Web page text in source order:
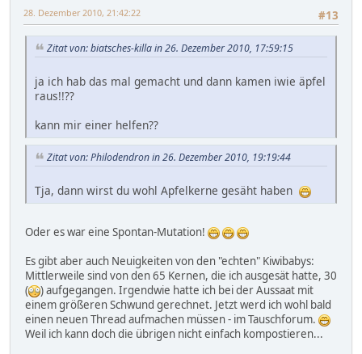
#13
28. Dezember 2010, 21:42:22
Zitat von: biatsches-killa in 26. Dezember 2010, 17:59:15
ja ich hab das mal gemacht und dann kamen iwie äpfel
raus!!??
kann mir einer helfen??
Zitat von: Philodendron in 26. Dezember 2010, 19:19:44
Tja, dann wirst du wohl Apfelkerne gesäht haben
Oder es war eine Spontan-Mutation!
Es gibt aber auch Neuigkeiten von den "echten" Kiwibabys:
Mittlerweile sind von den 65 Kernen, die ich ausgesät hatte, 30
(
) aufgegangen. Irgendwie hatte ich bei der Aussaat mit
einem größeren Schwund gerechnet. Jetzt werd ich wohl bald
einen neuen Thread aufmachen müssen - im Tauschforum.
Weil ich kann doch die übrigen nicht einfach kompostieren...